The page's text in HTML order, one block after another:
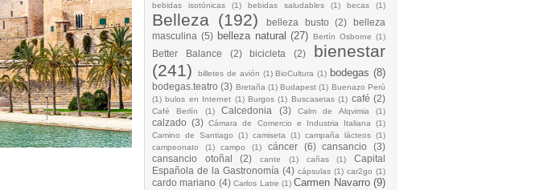
bebidas isotónicas (1) bebidas saludables (1) becas (1)
Belleza (192) belleza busto (2)
belleza
masculina (5) belleza natural (27) Bertín Osborne (1)
Better Balance (2) bicicleta (2)
bienestar
(241)
billetes de avión (1) BioCultura (1) bodegas (8)
bodegas.teatro (3) Bretaña (1) Budapest (1) Buenazo Perú
(1) bulos en Internet (1) Burgos (1) Buscasetas (1) café (2)
Café Berlín (1) Calcedonia (3) Calm de Alqvimia (1)
calzado (3) Cámara de Comercio e Industria Italiana (1)
Camino de Santiago
(1) camiseta (1) campaña lácteos (1)
campeonato
(1) campo (1) cáncer (6) cansancio
(3)
cansancio otoñal
(2) cante (1) cañas (1)
Capital
Española de la Gastronomía (4) cápsulas (1) car2go (1)
cardo mariano (4) Carlos Latre (1) Carmen Navarro (9)